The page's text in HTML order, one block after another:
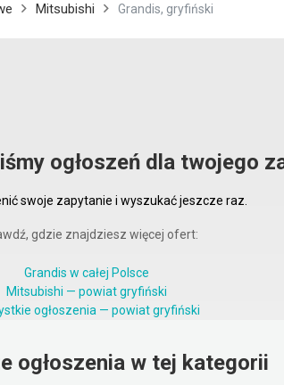
Mitsubishi Grandis, gryfiński
ogłoszeń dla twojego
swoje zapytanie i wyszukać jeszcze raz.
gdzie znajdziesz więcej ofert:
Grandis w całej Polsce
Mitsubishi — powiat gryfiński
ogłoszenia — powiat gryfiński
ogłoszenia w tej kategorii